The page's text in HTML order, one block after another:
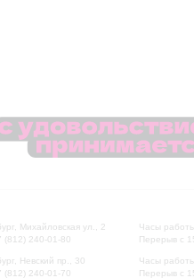
Михайловская ул., 2
(812) 240-01-80
Невский пр., 30
(812) 240-01-70
Часы
Перерыв с
Часы
Перерыв с